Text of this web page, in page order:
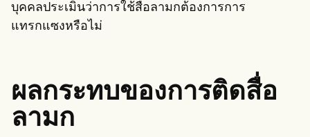
บุคคลประเมินว่าการใช้สื่อลามกต้องการการ
แทรกแซงหรือไม่
ผลกระทบของการติดสื่อ
ลามก